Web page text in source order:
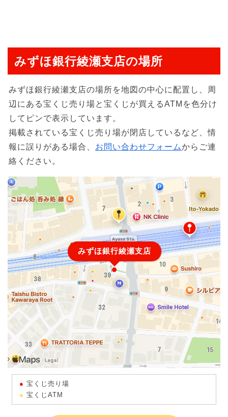
みずほ銀行綾瀬支店の場所
みずほ銀行綾瀬支店の場所を地図の中心に配置し、周
辺にある宝くじ売り場と宝くじが買えるATMを色分け
してピンで表示しています。
掲載されている宝くじ売り場が閉店しているなど、情
報に誤りがある場合、 お問い合わせフォームからご連
絡ください。
みずほ銀行綾瀬支店
宝くじ売り場
宝くじATM